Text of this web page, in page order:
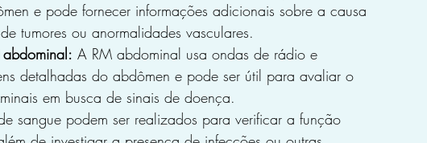
e pode fornecer informações adicionais sobre a causa
tumores ou anormalidades vasculares.
abdominal: A RM abdominal usa ondas de rádio e
detalhadas do abdômen e pode ser útil para avaliar o
em busca de sinais de doença.
sangue podem ser realizados para verificar a função